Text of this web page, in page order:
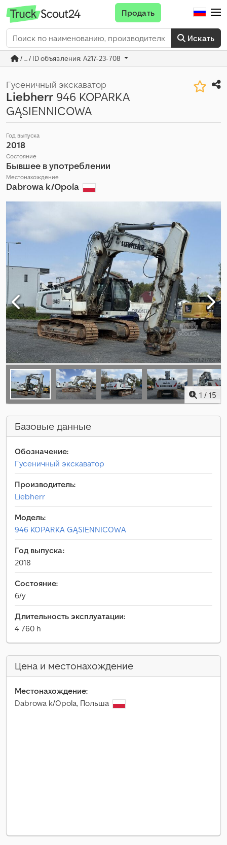
Искать
Продать
/ ... / ID объявления: A217-23-708
Гусеничный экскаватор
Liebherr 946 KOPARKA
GĄSIENNICOWA
Год выпуска
2018
Состояние
Бывшее в употреблении
Местонахождение
Dabrowa k/Opola
1 / 15
Базовые данные
Обозначение:
Гусеничный экскаватор
Производитель:
Liebherr
Модель:
946 KOPARKA GĄSIENNICOWA
Год выпуска:
2018
Состояние:
б/у
Длительность эксплуатации:
4 760 h
Цена и местонахождение
Местонахождение:
Dabrowa k/Opola, Польша